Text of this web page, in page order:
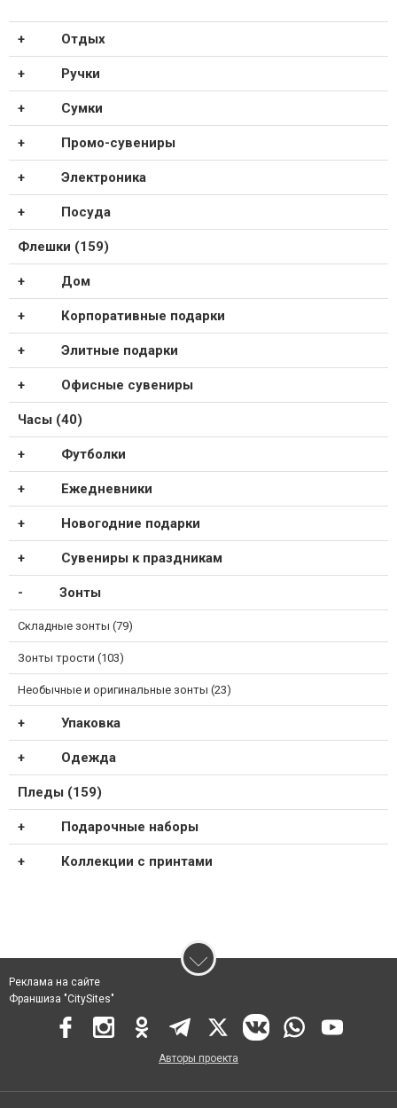
Отдых
Ручки
Сумки
Промо-сувениры
Электроника
Посуда
Флешки (159)
Дом
Корпоративные подарки
Элитные подарки
Офисные сувениры
Часы (40)
Футболки
Ежедневники
Новогодние подарки
Сувениры к праздникам
Зонты
Складные зонты (79)
Зонты трости (103)
Необычные и оригинальные зонты (23)
Упаковка
Одежда
Пледы (159)
Подарочные наборы
Коллекции с принтами
Реклама на сайте
Франшиза "CitySites"
Авторы проекта